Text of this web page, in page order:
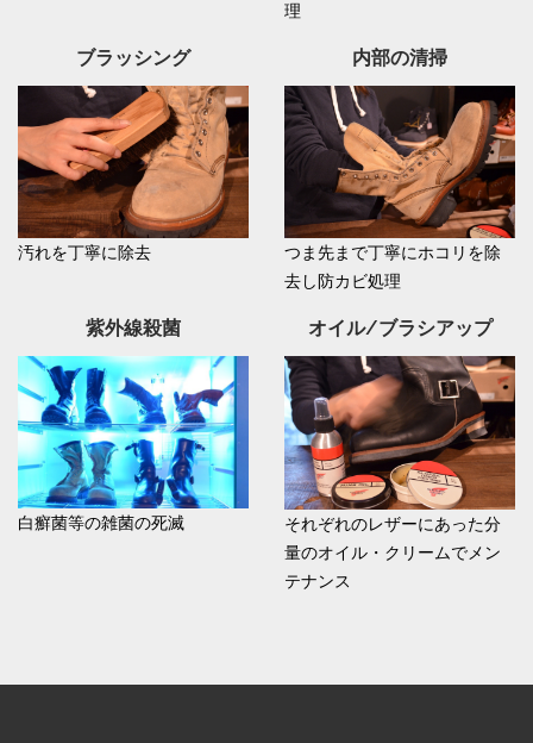
理
ブラッシング
汚れを丁寧に除去
内部の清掃
つま先まで丁寧にホコリを除
去し防カビ処理
紫外線殺菌
白癬菌等の雑菌の死滅
オイル/ブラシアップ
それぞれのレザーにあった分
量のオイル・クリームでメン
テナンス